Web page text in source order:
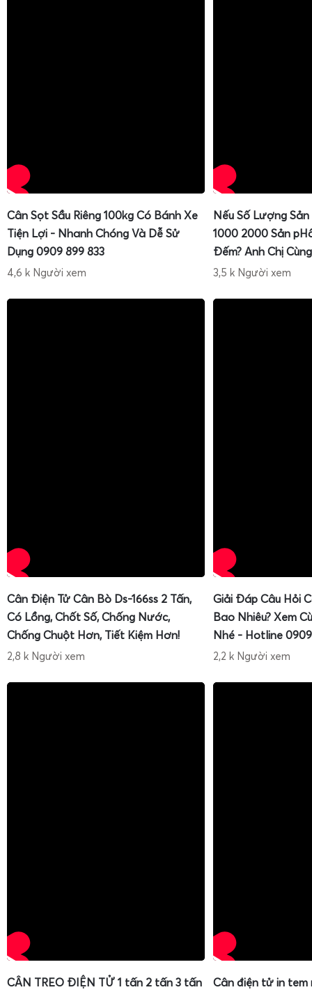
Cân Sọt Sầu Riêng 100kg Có Bánh Xe
Tiện Lợi - Nhanh Chóng Và Dễ Sử
Dụng 0909 899 833
4,6 k Người xem
Nếu Số Lượng
1000 2000 Sản
Đếm? Anh Chị
3,5 k Người xem
Cân Điện Tử Cân Bò Ds-166ss 2 Tấn,
Có Lồng, Chốt Số, Chống Nước,
Chống Chuột Hơn, Tiết Kiệm Hơn!
2,8 k Người xem
Giải Đáp Câu Hỏi
Bao Nhiêu? Xem
Nhé - Hotline
2,2 k Người xem
CÂN TREO ĐIỆN TỬ 1 tấn 2 tấn 3 tấn
Cân điện tử in tem